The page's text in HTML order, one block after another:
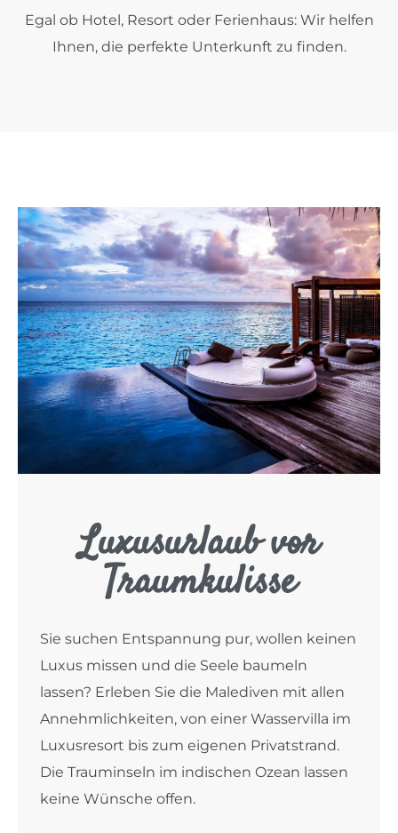
Egal ob Hotel, Resort oder Ferienhaus: Wir helfen
Ihnen, die perfekte Unterkunft zu finden.
Luxusurlaub vor
Traumkulisse
Sie suchen Entspannung pur, wollen keinen
Luxus missen und die Seele baumeln
lassen? Erleben Sie die Malediven mit allen
Annehmlichkeiten, von einer Wasservilla im
Luxusresort bis zum eigenen Privatstrand.
Die Trauminseln im indischen Ozean lassen
keine Wünsche offen.